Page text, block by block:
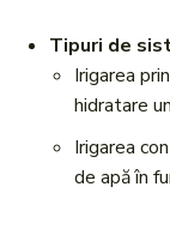
Tipuri de
Irigarea
hidratare
Irigarea
de apă în